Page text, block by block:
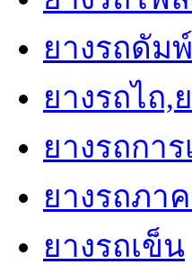
ยางรถดัม
ยางรถไถ,
ยางรถกา
ยางรถภา
ยางรถเข็น